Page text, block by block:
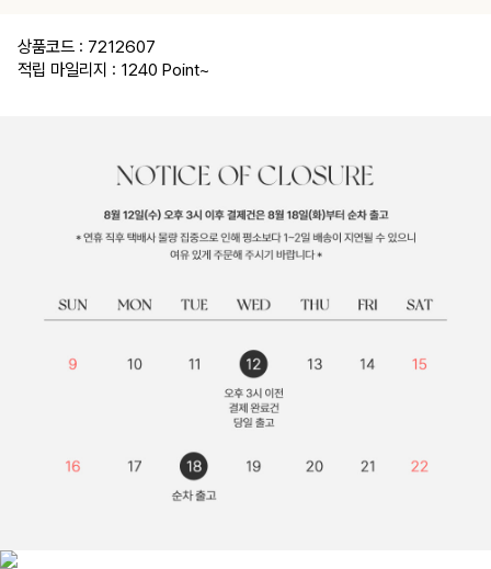
상품코드 : 7212607
적립 마일리지 : 1240 Point~